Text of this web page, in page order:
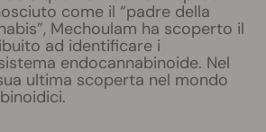
come il “padre della
Mechoulam ha scoperto il
ad identificare i
endocannabinoide. Nel
ultima scoperta nel mondo